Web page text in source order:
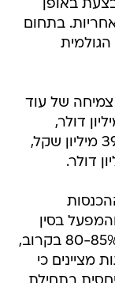
באופן
בתחום
הגולמית
של עוד
הכנסות של 425-440 מיליון דולר,
לעומת תחזיות השוק להכנסות של 392 מיליון שקל,
בסין
עובד וצפוי להגיע לשיעור ניצולת של 80-85% בקרוב,
מציינים כי